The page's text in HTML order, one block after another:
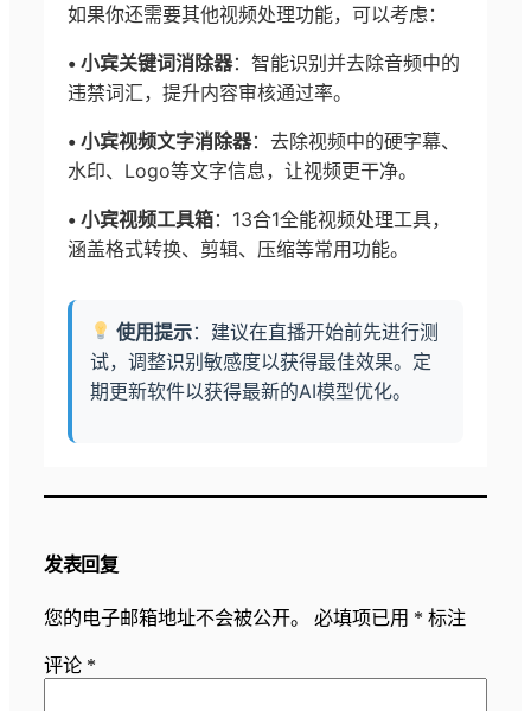
如果你还需要其他视频处理功能，可以考虑：
• 小宾关键词消除器：智能识别并去除音频中的
违禁词汇，提升内容审核通过率。
• 小宾视频文字消除器：去除视频中的硬字幕、
水印、Logo等文字信息，让视频更干净。
• 小宾视频工具箱：13合1全能视频处理工具，
涵盖格式转换、剪辑、压缩等常用功能。
使用提示：建议在直播开始前先进行测
试，调整识别敏感度以获得最佳效果。定
期更新软件以获得最新的AI模型优化。
发表回复
您的电子邮箱地址不会被公开。 必填项已用 * 标注
评论 *